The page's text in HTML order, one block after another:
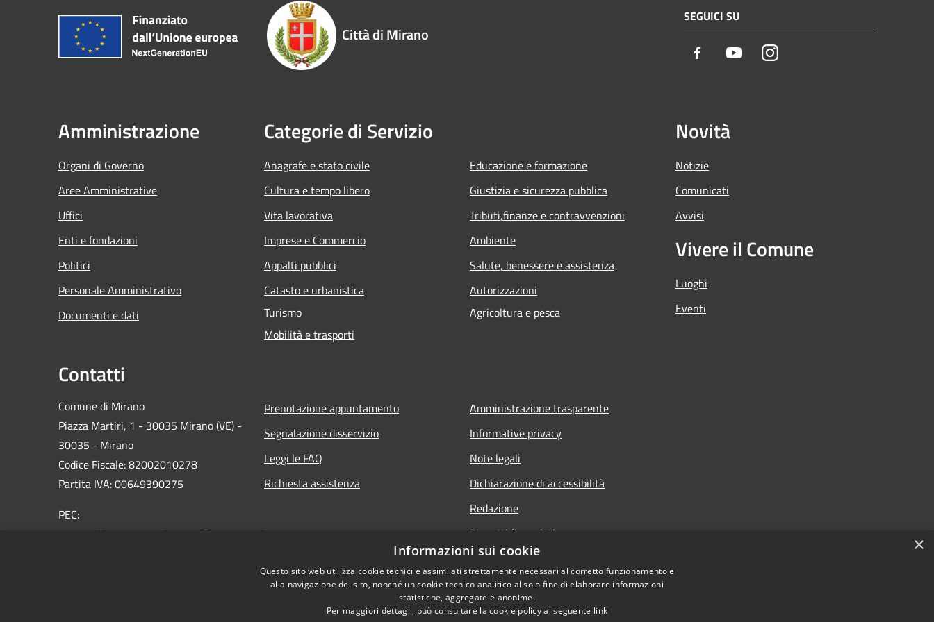
Città di Mirano
SEGUICI SU
Facebook YoutubeInstagram
Amministrazione
Organi di Governo
Aree Amministrative
Uffici
Enti e fondazioni
Politici
Personale Amministrativo
Documenti e dati
Categorie di Servizio
Anagrafe e stato civile
Cultura e tempo libero
Vita lavorativa
Imprese e Commercio
Appalti pubblici
Catasto e urbanistica
Turismo
Mobilità e trasporti
Educazione e formazione
Giustizia e sicurezza pubblica
Tributi,finanze e contravvenzioni
Ambiente
Salute, benessere e assistenza
Autorizzazioni
Agricoltura e pesca
Novità
Notizie
Comunicati
Avvisi
Vivere il Comune
Luoghi
Eventi
Contatti
Comune di Mirano
Piazza Martiri, 1 - 30035 Mirano (VE) -
30035 - Mirano
Codice Fiscale: 82002010278
Partita IVA: 00649390275
PEC:
protocollo.comune.mirano.ve@pecveneto.it
Prenotazione appuntamento
Segnalazione disservizio
Leggi le FAQ
Richiesta assistenza
Amministrazione trasparente
Informative privacy
Note legali
Dichiarazione di accessibilità
Redazione
Progetti finanziati
×
Informazioni sui cookie
Questo sito web utilizza cookie tecnici e assimilati strettamente necessari al corretto funzionamento e
alla navigazione del sito, nonché un cookie tecnico analitico al solo fine di elaborare informazioni
statistiche, aggregate e anonime.
Per maggiori dettagli, può consultare la cookie policy al seguente link